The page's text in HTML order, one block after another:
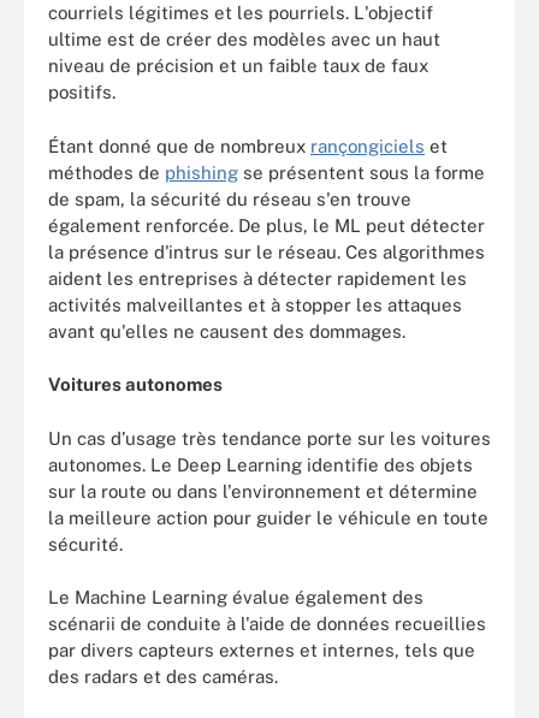
courriels légitimes et les pourriels. L'objectif
ultime est de créer des modèles avec un haut
niveau de précision et un faible taux de faux
positifs.
Étant donné que de nombreux rançongiciels et
méthodes de phishing se présentent sous la forme
de spam, la sécurité du réseau s'en trouve
également renforcée. De plus, le ML peut détecter
la présence d'intrus sur le réseau. Ces algorithmes
aident les entreprises à détecter rapidement les
activités malveillantes et à stopper les attaques
avant qu'elles ne causent des dommages.
Voitures autonomes
Un cas d’usage très tendance porte sur les voitures
autonomes. Le Deep Learning identifie des objets
sur la route ou dans l'environnement et détermine
la meilleure action pour guider le véhicule en toute
sécurité.
Le Machine Learning évalue également des
scénarii de conduite à l'aide de données recueillies
par divers capteurs externes et internes, tels que
des radars et des caméras.